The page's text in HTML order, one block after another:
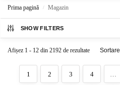
Prima pagină / Magazin
SHOW FILTERS
Afișez 1 - 12 din 2192 de rezultate
1 2 3 4 …